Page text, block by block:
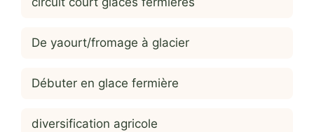
De yaourt/fromage à glacier
Débuter en glace fermière
diversification agricole